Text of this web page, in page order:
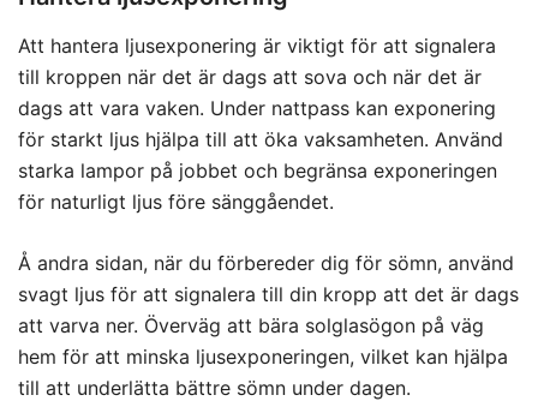
Att hantera ljusexponering är viktigt för att signalera
till kroppen när det är dags att sova och när det är
dags att vara vaken. Under nattpass kan exponering
för starkt ljus hjälpa till att öka vaksamheten. Använd
starka lampor på jobbet och begränsa exponeringen
för naturligt ljus före sänggåendet.
Å andra sidan, när du förbereder dig för sömn, använd
svagt ljus för att signalera till din kropp att det är dags
att varva ner. Överväg att bära solglasögon på väg
hem för att minska ljusexponeringen, vilket kan hjälpa
till att underlätta bättre sömn under dagen.